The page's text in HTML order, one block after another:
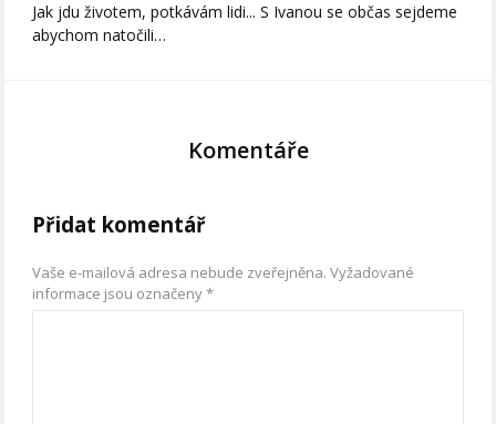
Jak jdu životem, potkávám lidi... S Ivanou se občas sejdeme
abychom natočili…
Komentáře
Přidat komentář
Vaše e-mailová adresa nebude zveřejněna. Vyžadované
informace jsou označeny*